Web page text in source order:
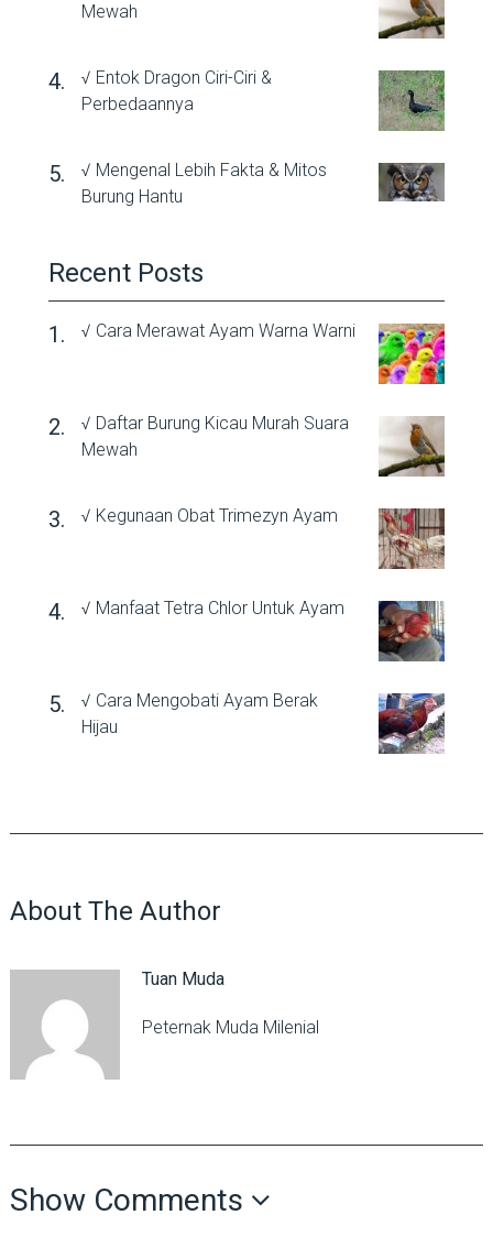
Mewah
√ Entok Dragon Ciri-Ciri &
Perbedaannya
√ Mengenal Lebih Fakta & Mitos
Burung Hantu
Recent Posts
√ Cara Merawat Ayam Warna Warni
√ Daftar Burung Kicau Murah Suara
Mewah
√ Kegunaan Obat Trimezyn Ayam
√ Manfaat Tetra Chlor Untuk Ayam
√ Cara Mengobati Ayam Berak
Hijau
About The Author
Tuan Muda
Peternak Muda Milenial
Show Comments